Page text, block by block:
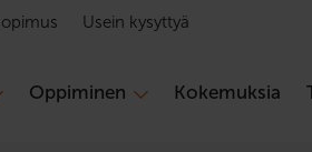
Oppiminen Kokemuksia
Usein kysyttyä